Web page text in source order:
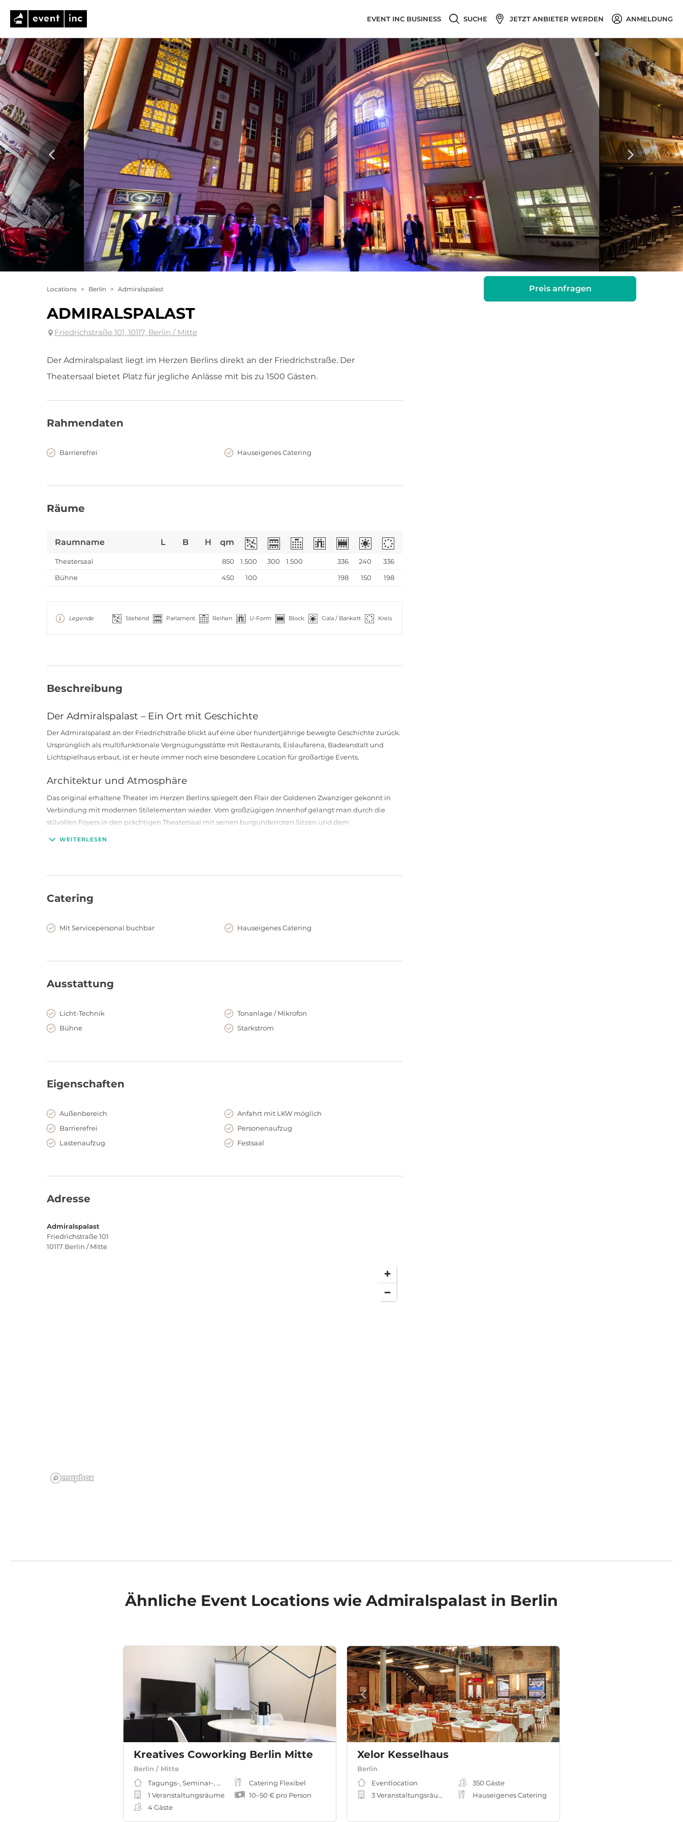
EVENT INC BUSINESS SUCHE JETZT ANBIETER WERDEN ANMELDUNG
Locations > Berlin > Admiralspalast Preis anfragen
ADMIRALSPALAST
Friedrichstraße 101, 10117, Berlin / Mitte
Der Admiralspalast liegt im Herzen Berlins direkt an der Friedrichstraße. Der
Theatersaal bietet Platz für jegliche Anlässe mit bis zu 1500 Gästen.
Rahmendaten
Barrierefrei Hauseigenes Catering
Räume
Raumname L B H qm
Theatersaal 850 1.500 300 1.500 336 240
336
Bühne
450 100 198 150 198
Legende Stehend Parlament Reihen U-Form Block Gala / Bankett Kreis
Beschreibung
Der Admiralspalast – Ein Ort mit Geschichte
Der Admiralspalast an der Friedrichstraße blickt auf eine über hundertjährige bewegte Geschichte zurück.
Ursprünglich als multifunktionale Vergnügungsstätte mit Restaurants, Eislaufarena, Badeanstalt und
Lichtspielhaus erbaut, ist er heute immer noch eine besondere Location für großartige Events.
Architektur und Atmosphäre
Das original erhaltene Theater im Herzen Berlins spiegelt den Flair der Goldenen Zwanziger gekonnt in
Verbindung mit modernen Stilelementen wieder. Vom großzügigen Innenhof gelangt man durch die
stilvollen Foyers in den prächtigen Theatersaal mit seinen burgunderroten Sitzen und dem
Vielseitige Nutzungsmöglichkeiten
langen Tafeln. Bei Einbeziehung der Bühnenfläche sind es sogar insgesamt 400 bzw. 528 Plätze. In
Sponsorenpräsentation und After-Show-Parties zur Verfügung. Speziell das Foyer im ersten Obergeschoss
WEITERLESEN
Catering
Mit Servicepersonal buchbar Hauseigenes Catering
Ausstattung
Licht-Technik
Tonanlage / Mikrofon
Bühne
Starkstrom
Eigenschaften
Außenbereich
Anfahrt mit LKW möglich
Barrierefrei
Personenaufzug
Lastenaufzug
Festsaal
Adresse
Admiralspalast
Friedrichstraße 101
10117 Berlin / Mitte
Ähnliche Event Locations wie Admiralspalast in Berlin
Kreatives Coworking Berlin Mitte
Berlin / Mitte
Tagungs-, Seminar-, Meeting-, Workshopraum
1 Veranstaltungsräume
4Gäste
Catering Flexibel
10–50 € pro Person
Xelor Kesselhaus
Berlin
Eventlocation
3 Veranstaltungsräume
350 Gäste
Hauseigenes Catering